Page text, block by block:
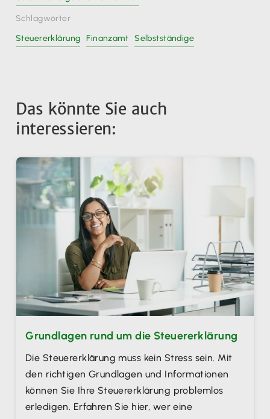
Schlagwörter
Steuererklärung
Finanzamt Selbstständige
Das könnte Sie auch
interessieren:
Grundlagen rund um die Steuererklärung
Die Steuererklärung muss kein Stress sein. Mit
den richtigen Grundlagen und Informationen
können Sie Ihre Steuererklärung problemlos
erledigen. Erfahren Sie hier, wer eine